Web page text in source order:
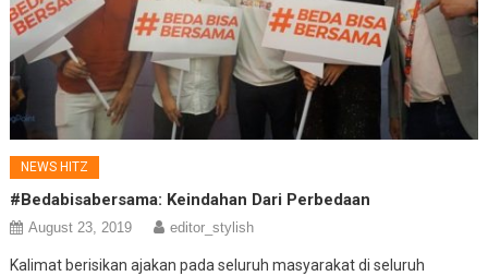
NEWS HITZ
#Bedabisabersama: Keindahan Dari Perbedaan
August 23, 2019 editor_stylish
Kalimat berisikan ajakan pada seluruh masyarakat di seluruh